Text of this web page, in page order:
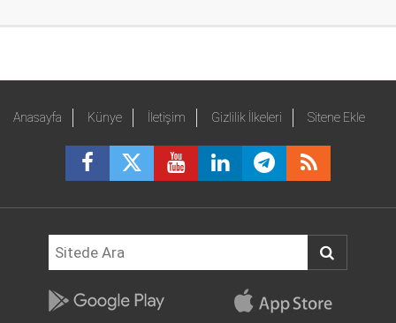
Anasayfa Künye İletişim Gizlilik İlkeleri Sitene Ekle